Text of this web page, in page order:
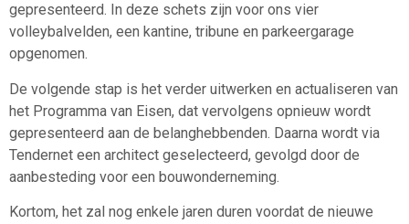
gepresenteerd. In deze schets zijn voor ons vier
volleybalvelden, een kantine, tribune en parkeergarage
opgenomen.
De volgende stap is het verder uitwerken en actualiseren van
het Programma van Eisen, dat vervolgens opnieuw wordt
gepresenteerd aan de belanghebbenden. Daarna wordt via
Tendernet een architect geselecteerd, gevolgd door de
aanbesteding voor een bouwonderneming.
Kortom, het zal nog enkele jaren duren voordat de nieuwe